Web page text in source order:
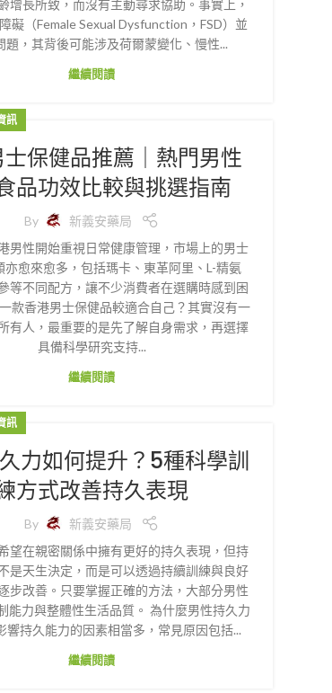
增長所致，而沒有主動尋求協助。事實上，
礙（Female Sexual Dysfunction，FSD）並
題，其背後可能涉及荷爾蒙變化、慢性...
繼續閱讀
訊
保健品推薦｜熱門男性
品功效比較與挑選指南
By
新義安藥局
男性開始重視日常健康管理，市場上的男士
亦愈來愈多，包括瑪卡、東革阿里、L-精氨
等不同配方，讓不少消費者在選購時感到困
款香港男士保健品較適合自己？其實沒有一
有人，最重要的是先了解自身需求，再選擇
具備科學研究支持...
繼續閱讀
訊
力如何提升？5種科學訓
方式改善持久表現
By
新義安藥局
望在親密關係中擁有更好的持久表現，但持
是天生決定，而是可以透過持續訓練與良好
步改善。只要掌握正確的方法，大部分男性
能力與整體性生活品質。 為什麼男性持久力
響持久能力的因素相當多，常見原因包括...
繼續閱讀